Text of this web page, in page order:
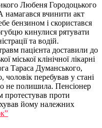
Любеня Городоцького
намагався вчинити акт
бензином і скористався
кинулися рятувати
та водій.
пацієнта доставили до
міської клінічної лікарні
Тараса Думанського,
перебував у стані
не полишила. Пенсіонер
проти
йому належних